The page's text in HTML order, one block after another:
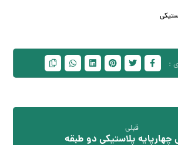
قبلی
پلاستیکی دو طبقه